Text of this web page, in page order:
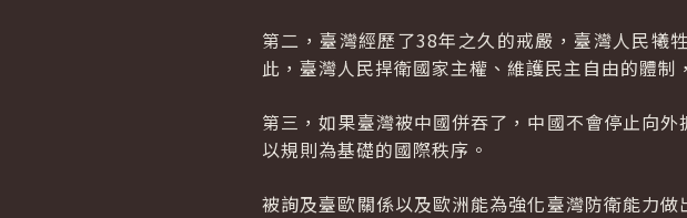
第二，臺灣經歷了38年之久的戒嚴，臺灣人民犧
此，臺灣人民捍衛國家主權、維護民主自由的體制
第三，如果臺灣被中國併吞了，中國不會停止向
以規則為基礎的國際秩序。
被詢及臺歐關係以及歐洲能為強化臺灣防衛能力